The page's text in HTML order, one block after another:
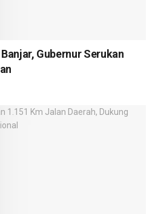
Gubernur Serukan